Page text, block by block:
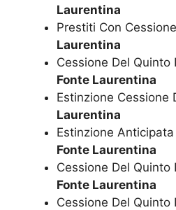
Laurentina
Prestiti Con
Laurentina
Cessione Del Quinto
Fonte Laurentina
Estinzione Cessione
Laurentina
Estinzione
Fonte Laurentina
Cessione Del Quinto
Fonte Laurentina
Cessione Del Quinto